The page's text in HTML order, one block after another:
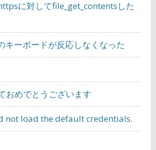
に対してfile_get_contentsした
キーボードが反応しなくなった
おめでとうございます
not load the default credentials.